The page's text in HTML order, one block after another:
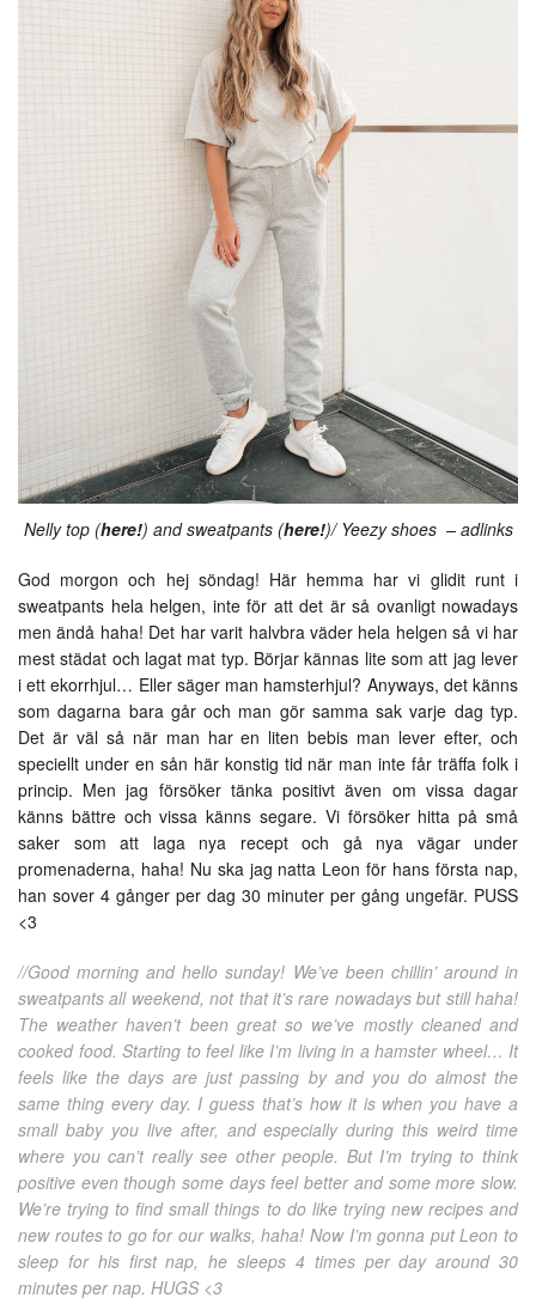
Nelly top (here!) and sweatpants (here!)/ Yeezy shoes – adlinks
God morgon och hej söndag! Här hemma har vi glidit runt i
sweatpants hela helgen, inte för att det är så ovanligt nowadays
men ändå haha! Det har varit halvbra väder hela helgen så vi har
mest städat och lagat mat typ. Börjar kännas lite som att jag lever
i ett ekorrhjul… Eller säger man hamsterhjul? Anyways, det känns
som dagarna bara går och man gör samma sak varje dag typ.
Det är väl så när man har en liten bebis man lever efter, och
speciellt under en sån här konstig tid när man inte får träffa folk i
princip. Men jag försöker tänka positivt även om vissa dagar
känns bättre och vissa känns segare. Vi försöker hitta på små
saker som att laga nya recept och gå nya vägar under
promenaderna, haha! Nu ska jag natta Leon för hans första nap,
han sover 4 gånger per dag 30 minuter per gång ungefär. PUSS
<3
//Good morning and hello sunday! We’ve been chillin’ around in
sweatpants all weekend, not that it’s rare nowadays but still haha!
The weather haven’t been great so we’ve mostly cleaned and
cooked food. Starting to feel like I’m living in a hamster wheel… It
feels like the days are just passing by and you do almost the
same thing every day. I guess that’s how it is when you have a
small baby you live after, and especially during this weird time
where you can’t really see other people. But I’m trying to think
positive even though some days feel better and some more slow.
We’re trying to find small things to do like trying new recipes and
new routes to go for our walks, haha! Now I’m gonna put Leon to
sleep for his first nap, he sleeps 4 times per day around 30
minutes per nap. HUGS <3